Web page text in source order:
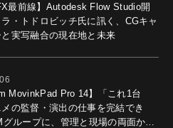
最前線】Autodesk Flow Studio開
・トドロビッチ氏に訊く、CGキャ
実写融合の現在地と未来
MovinkPad Pro 14】「これ1台
の監督・演出の仕事を完結でき
グループに、管理と現場の両面から